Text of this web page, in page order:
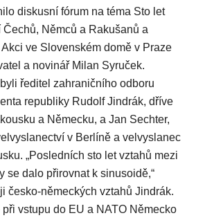
diskusní fórum na téma Sto let
Němců a Rakušanů a
ve Slovenském domě v Praze
a novinář Milan Syruček.
ředitel zahraničního odboru
republiky Rudolf Jindrák, dříve
a Německu, a Jan Sechter,
v Berlíně a velvyslanec
„Posledních sto let vztahů mezi
se dalo přirovnat k sinusoidě,“
česko-německých vztahů Jindrák.
vstupu do EU a NATO Německo